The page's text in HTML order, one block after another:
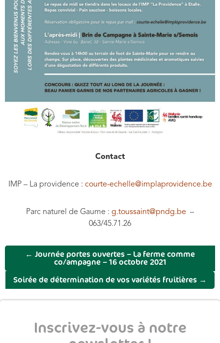
Contact
IMP – La providence : courte-echelle@implaprovidence.be
Parc naturel de Gaume : g.toussaint@pndg.be –
063/45.71.26
← Journée portes ouvertes – La ferme comme
co/ampagne – 16 octobre 2021
Soirée de détermination de vos variétés fruitières →
Inscrivez-vous à notre